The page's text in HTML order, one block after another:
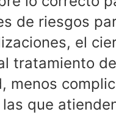
de riesgos
el
tratamiento
menos
que